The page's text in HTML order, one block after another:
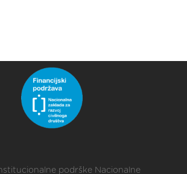
podrške Nacionalne